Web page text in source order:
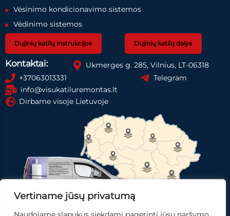
Vertiname jūsų privatumą
Vėsinimo kondicionavimo sistemos
Vėdinimo sistemos
Dujinių katilų instrukcijos Dujinių katilų dalys
Kontaktai:
Ukmerges g. 285, Vilnius, LT-06318
+37063013331
Telegram
info@visukatiluremontas.lt
Dirbame visoje Lietuvoje